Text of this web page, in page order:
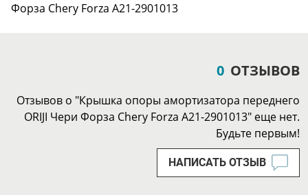
Форза Chery Forza A21-2901013
0 ОТЗЫВОВ
Отзывов о "Крышка опоры амортизатора переднего
ORIJI Чери Форза Chery Forza A21-2901013" еще нет.
Будьте первым!
НАПИСАТЬ ОТЗЫВ